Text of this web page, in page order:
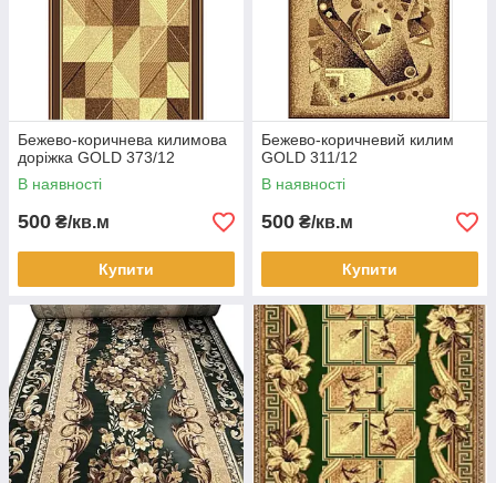
Бежево-коричнева килимова
доріжка GOLD 373/12
В наявності
500 ₴/кв.м
Купити
Бежево-коричневий килим
GOLD 311/12
В наявності
500 ₴/кв.м
Купити